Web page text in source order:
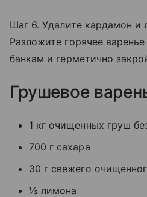
Шаг 6. Удалите кардамон и
Разложите горячее
банкам и герметично
Грушевое
1 кг очищенных груш
700 г сахара
30 г свежего
½ лимона